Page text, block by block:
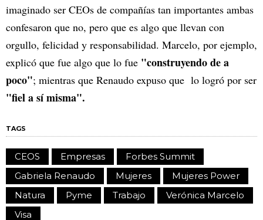
imaginado ser CEOs de compañías tan importantes ambas
confesaron que no, pero que es algo que llevan con
orgullo, felicidad y responsabilidad. Marcelo, por ejemplo,
explicó que fue algo que lo fue "construyendo de a
poco"; mientras que Renaudo expuso que lo logró por ser
"fiel a sí misma".
TAGS
CEOS Empresas
Forbes Summit
Gabriela Renaudo
Mujeres
Mujeres Power
Natura
Pyme Trabajo
Verónica Marcelo
Visa